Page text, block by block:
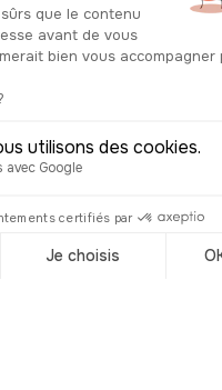
utilisée.
sans aucun doute en
un Sudiste. À Marseille,
de quelqu’un qui râle
et si quelqu’un
l’emboucaner, c’est qu’il
pour un imbécile ! Le
est aussi utilisé de